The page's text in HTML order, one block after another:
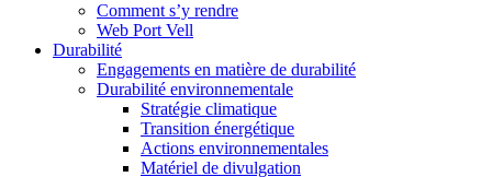
Comment s’y rendre
Web Port Vell
Durabilité
Engagements en matière de durabilité
Durabilité environnementale
Stratégie climatique
Transition énergétique
Actions environnementales
Matériel de divulgation